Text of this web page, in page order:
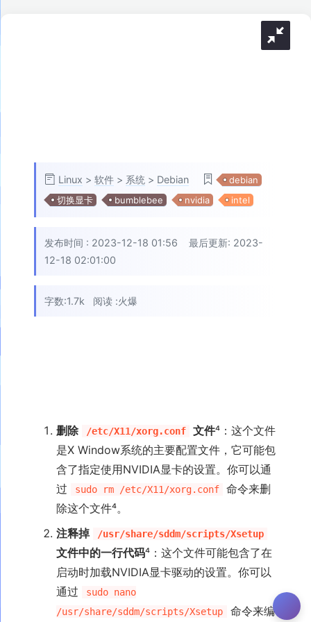
Linux > 软件 > 系统 > Debian
debian
切换显卡
bumblebee nvidia intel
发布时间 : 2023-12-18 01:56 最后更新: 2023-
12-18 02:01:00
字数:1.7k 阅读 :火爆
删除 /etc/X11/xorg.conf 文件⁴：这个文件
是X Window系统的主要配置文件，它可能包
含了指定使用NVIDIA显卡的设置。你可以通
过
sudo rm /etc/X11/xorg.conf
命令来删
除这个文件⁴。
注释掉
/usr/share/sddm/scripts/Xsetup
文件中的一行代码⁴：这个文件可能包含了在
启动时加载NVIDIA显卡驱动的设置。你可以
通过
sudo nano
/usr/share/sddm/scripts/Xsetup
命令来编